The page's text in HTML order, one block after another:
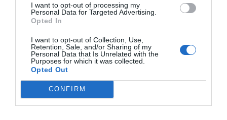
I want to opt-out of processing my
Personal Data for Targeted Advertising.
Opted In
I want to opt-out of Collection, Use,
Retention, Sale, and/or Sharing of my
Personal Data that Is Unrelated with the
Purposes for which it was collected.
Opted Out
CONFIRM
Més de 224 milions per a la reconstrucció
després de la dana